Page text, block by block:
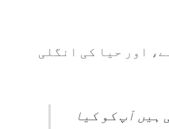
اور حیا کی انگلی
ہیں آپ کو کیا